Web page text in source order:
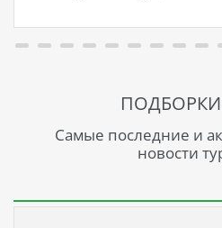
Самые последние и
новости